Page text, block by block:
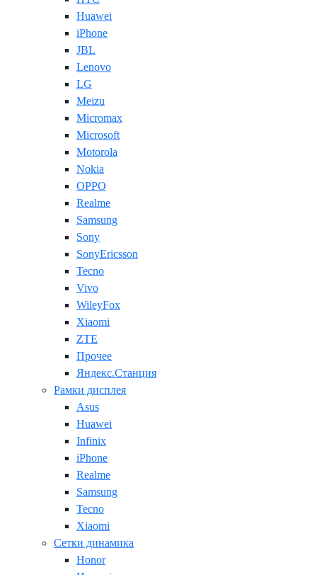
Huawei
iPhone
JBL
Lenovo
LG
Meizu
Micromax
Microsoft
Motorola
Nokia
OPPO
Realme
Samsung
Sony
SonyEricsson
Tecno
Vivo
WileyFox
Xiaomi
ZTE
Прочее
Яндекс.Станция
Рамки дисплея
Asus
Huawei
Infinix
iPhone
Realme
Samsung
Tecno
Xiaomi
Сетки динамика
Honor